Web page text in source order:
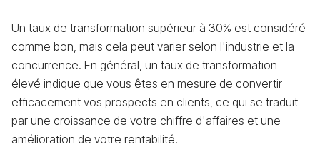
Un taux de transformation supérieur à 30% est considéré
comme bon, mais cela peut varier selon l'industrie et la
concurrence. En général, un taux de transformation
élevé indique que vous êtes en mesure de convertir
efficacement vos prospects en clients, ce qui se traduit
par une croissance de votre chiffre d'affaires et une
amélioration de votre rentabilité.